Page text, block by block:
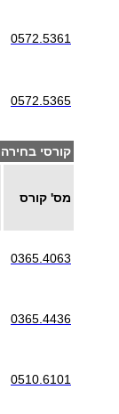
0572.5361
0572.5365
קורסי בחירה
מס' קורס
0365.4063
0365.4436
0510.6101